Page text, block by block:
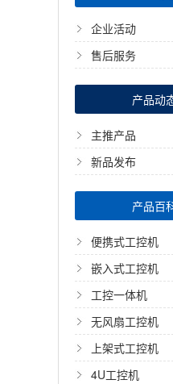
企业活动
售后服务
产品动
主推产品
新品发布
产品百
便携式工控机
嵌入式工控机
工控一体机
无风扇工控机
上架式工控机
4U工控机